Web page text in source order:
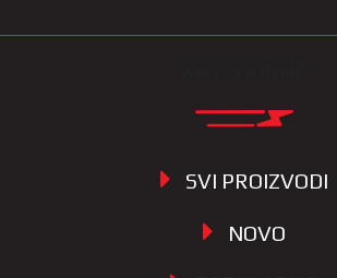
SVI PROIZVODI
NOVO